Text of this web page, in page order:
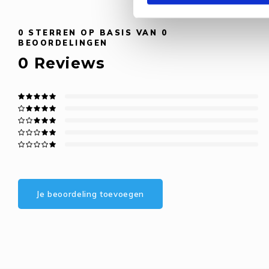
0 STERREN OP BASIS VAN 0
BEOORDELINGEN
0 Reviews
Je beoordeling toevoegen